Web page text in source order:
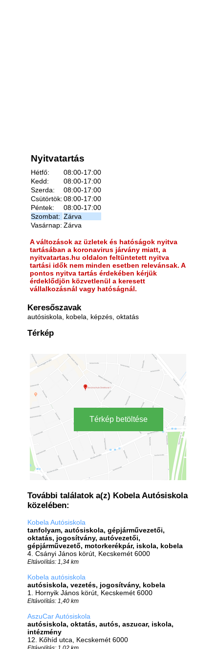
Nyitvatartás
Hétfő:
08:00-17:00
Kedd:
08:00-17:00
Szerda:
08:00-17:00
Csütörtök:08:00-17:00
Péntek:
08:00-17:00
Szombat: Zárva
Vasárnap: Zárva
A változások az üzletek és hatóságok nyitva
tartásában a koronavirus járvány miatt, a
nyitvatartas.hu oldalon feltüntetett nyitva
tartási idők nem minden esetben relevánsak. A
pontos nyitva tartás érdekében kérjük
érdeklődjön közvetlenül a keresett
vállalkozásnál vagy hatóságnál.
Keresőszavak
autósiskola, kobela, képzés, oktatás
Térkép
Térkép betöltése
További találatok a(z) Kobela Autósiskola
közelében:
Kobela Autósiskola
tanfolyam, autósiskola, gépjárművezetői,
oktatás, jogosítvány, autóvezetői,
gépjárművezető, motorkerékpár, iskola, kobela
4. Csányi János körút, Kecskemét 6000
Eltávolítás: 1,34 km
Kobela autósiskola
autósiskola, vezetés, jogosítvány, kobela
1. Hornyik János körút, Kecskemét 6000
Eltávolítás: 1,40 km
AszuCar Autósiskola
autósiskola, oktatás, autós, aszucar, iskola,
intézmény
12. Kőhíd utca, Kecskemét 6000